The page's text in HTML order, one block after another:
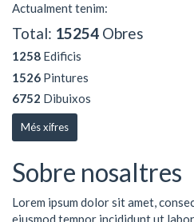
Actualment tenim:
Total: 15254 Obres
1258 Edificis
1526 Pintures
6752 Dibuixos
Més xifres
Sobre nosaltres
Lorem ipsum dolor sit amet,
eiusmod tempor incididunt ut